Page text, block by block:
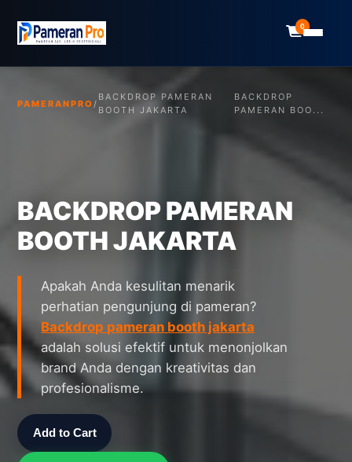
0
PAMERANPRO /
BACKDROP PAMERAN
BOOTH JAKARTA
BACKDROP
PAMERAN BOO...
BACKDROP PAMERAN
BOOTH JAKARTA
Apakah Anda kesulitan menarik
perhatian pengunjung di pameran?
Backdrop pameran booth jakarta
adalah solusi efektif untuk menonjolkan
brand Anda dengan kreativitas dan
profesionalisme.
Add to Cart